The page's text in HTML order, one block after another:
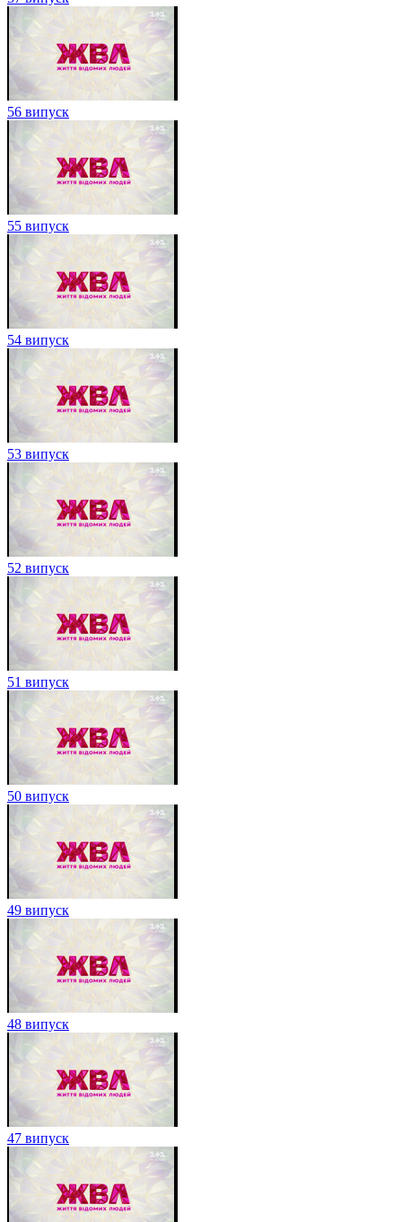
56 випуск
55 випуск
54 випуск
53 випуск
52 випуск
51 випуск
50 випуск
49 випуск
48 випуск
47 випуск